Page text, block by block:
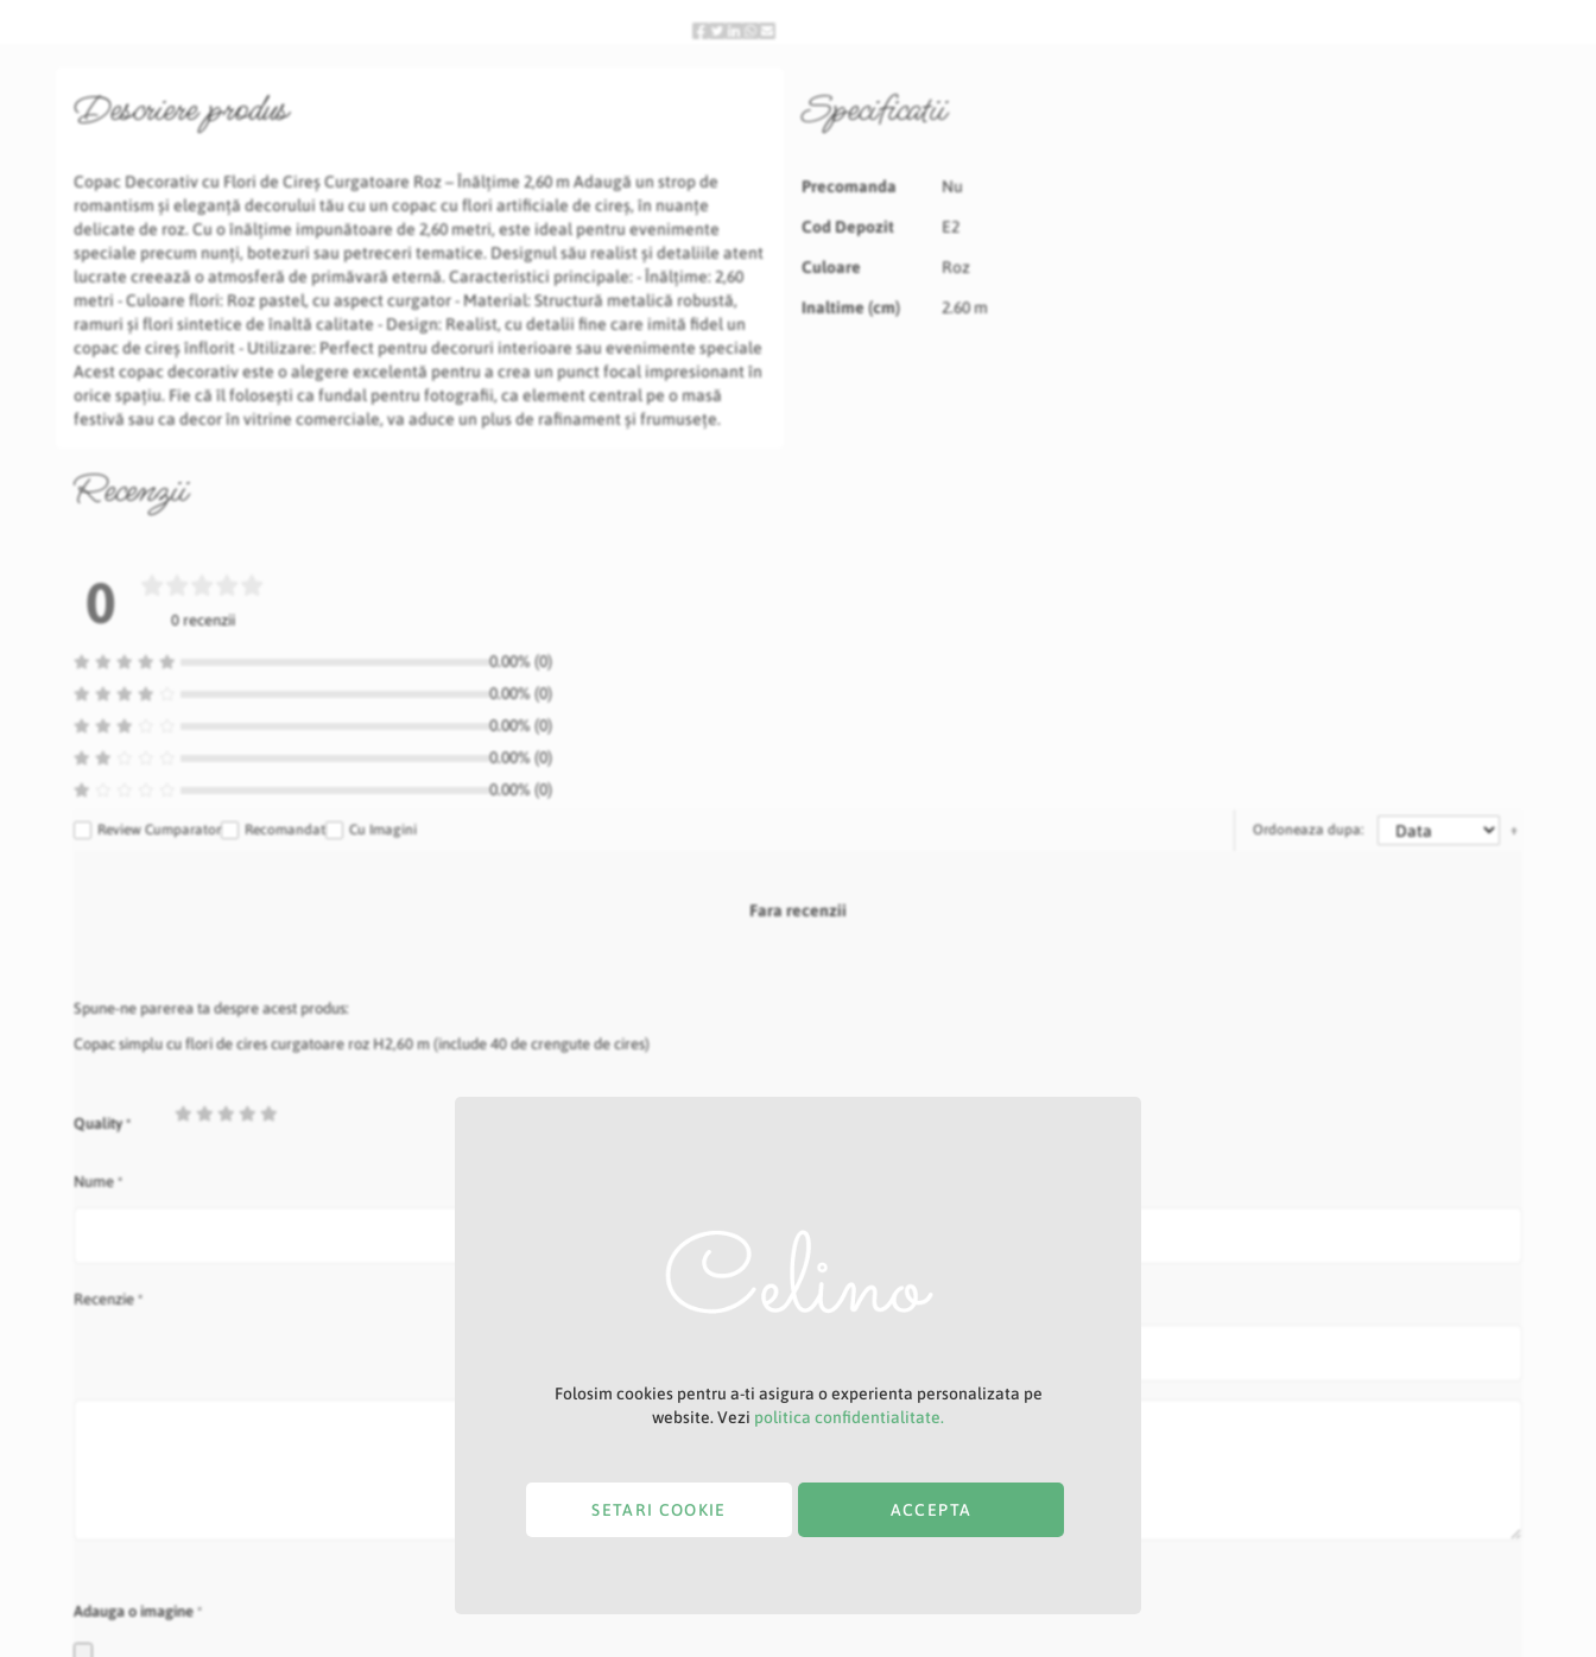
Descriere produs
Copac Decorativ cu Flori de Cireș Curgatoare Roz – Înălțime 2,60 m Adaugă un strop de
romantism și eleganță decorului tău cu un copac cu flori artificiale de cireș, în nuanțe
delicate de roz. Cu o înălțime impunătoare de 2,60 metri, este ideal pentru evenimente
speciale precum nunți, botezuri sau petreceri tematice. Designul său realist și detaliile atent
lucrate creează o atmosferă de primăvară eternă. Caracteristici principale: - Înălțime: 2,60
metri - Culoare flori: Roz pastel, cu aspect curgator - Material: Structură metalică robustă,
ramuri și flori sintetice de înaltă calitate - Design: Realist, cu detalii fine care imită fidel un
copac de cireș înflorit - Utilizare: Perfect pentru decoruri interioare sau evenimente speciale
Acest copac decorativ este o alegere excelentă pentru a crea un punct focal impresionant în
orice spațiu. Fie că îl folosești ca fundal pentru fotografii, ca element central pe o masă
festivă sau ca decor în vitrine comerciale, va aduce un plus de rafinament și frumusețe.
Specificatii
Specificatii
Precomanda Nu
Cod Depozit E2
Culoare Roz
Inaltime (cm) 2.60 m
Recenzii
0 0 recenzii
0.00% (0)
0.00% (0)
0.00% (0)
0.00% (0)
0.00% (0)
Review Cumparator Recomandat Cu Imagini Ordoneaza dupa:
Fara recenzii
Spune-ne parerea ta despre acest produs:
Copac simplu cu flori de cires curgatoare roz H2,60 m (include 40 de crengute de cires)
Quality
1
2
3
4
Nume
Titlu
Recenzie
Adauga o imagine
Folosim cookies pentru a-ti asigura o experienta personalizata pe
website. Vezi politica confidentialitate.
ACCEPTA
SETARI COOKIE